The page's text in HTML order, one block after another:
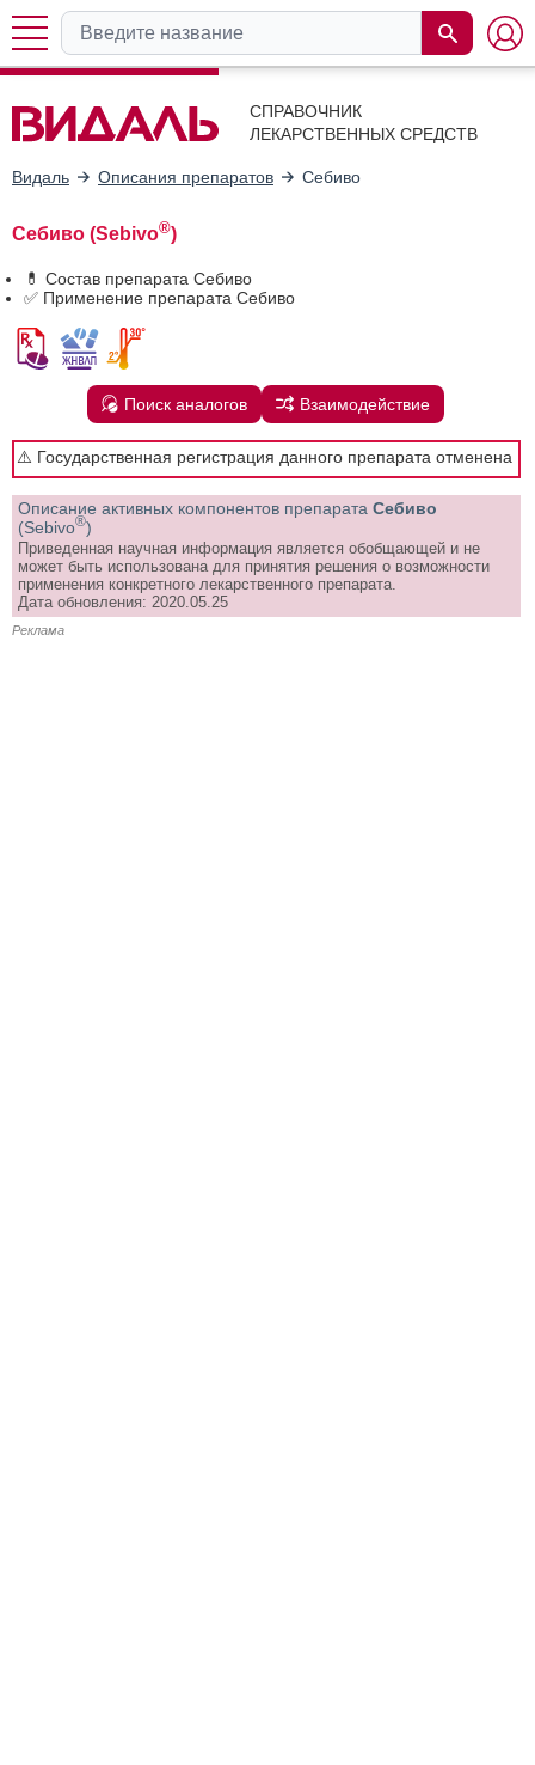
СПРАВОЧНИК
ЛЕКАРСТВЕННЫХ СРЕДСТВ
Видаль Описания препаратов Себиво
Себиво (Sebivo®)
💊 Состав препарата Себиво
✅ Применение препарата Себиво
Поиск аналогов Взаимодействие
⚠️ Государственная регистрация данного препарата отменена
Описание активных компонентов препарата Себиво
(Sebivo®)
Приведенная научная информация является обобщающей и не
может быть использована для принятия решения о возможности
применения конкретного лекарственного препарата.
Дата обновления: 2020.05.25
Реклама